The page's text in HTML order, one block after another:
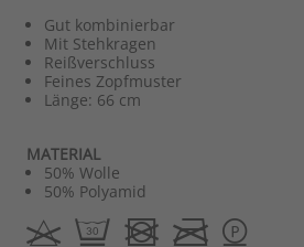
Gut kombinierbar
Mit Stehkragen
Reißverschluss
Feines Zopfmuster
Länge: 66 cm
MATERIAL
50% Wolle
50% Polyamid